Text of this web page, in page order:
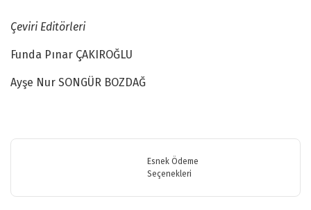
Çeviri Editörleri
Funda Pınar ÇAKIROĞLU
Ayşe Nur SONGÜR BOZDAĞ
Bu ürüne ilk yorumu siz yapın!
Görüş ve önerileriniz için teşekkür ederiz.
Ürün resmi kalitesiz, bozuk veya görüntülenemiyor.
Esnek Ödeme
Seçenekleri